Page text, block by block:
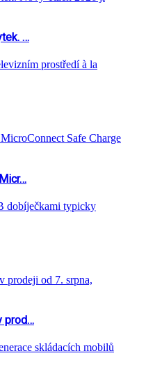
…
prostředí à la
dobíječkami typicky
prod…
skládacích mobilů